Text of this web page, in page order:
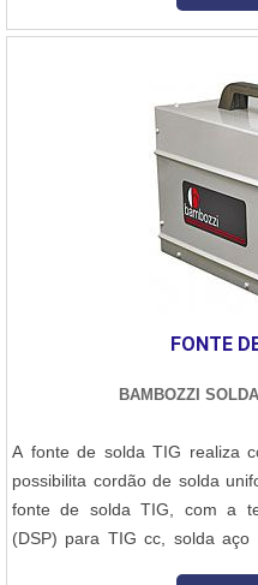
e trocadores de calor. Os
FONTE
BAMBOZZI
A fonte de solda TIG realiza
possibilita cordão de solda
fonte de solda TIG, com a
(DSP) para TIG cc, solda aço